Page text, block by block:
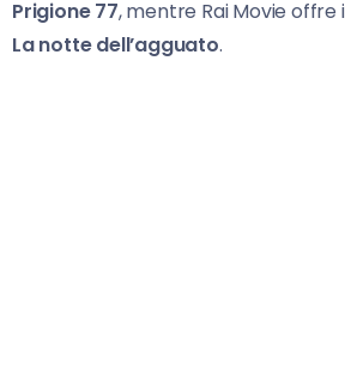
Prigione 77, mentre Rai Movie
La notte dell’agguato.